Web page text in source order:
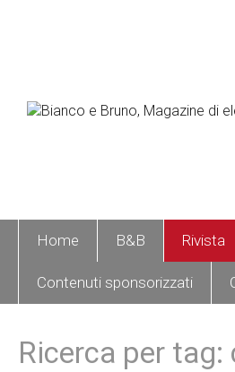
Home B&B Rivista
Contenuti sponsorizzati
Ricerca per tag: